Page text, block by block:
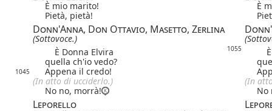
È mio marito!
È
Pietà, pietà!
Donn'Anna, Don Ottavio, Masetto, Zerlina
(Sottovoce.)
È Donna Elvira
1055
È
quella ch'io vedo?
1045 Appena il credo!
(In atto di ucciderlo.)
(In
No no, morrà!
No
Leporello